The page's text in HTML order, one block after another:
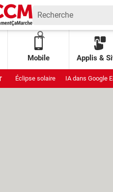
Mobile Applis &
Éclipse solaire IA dans Google